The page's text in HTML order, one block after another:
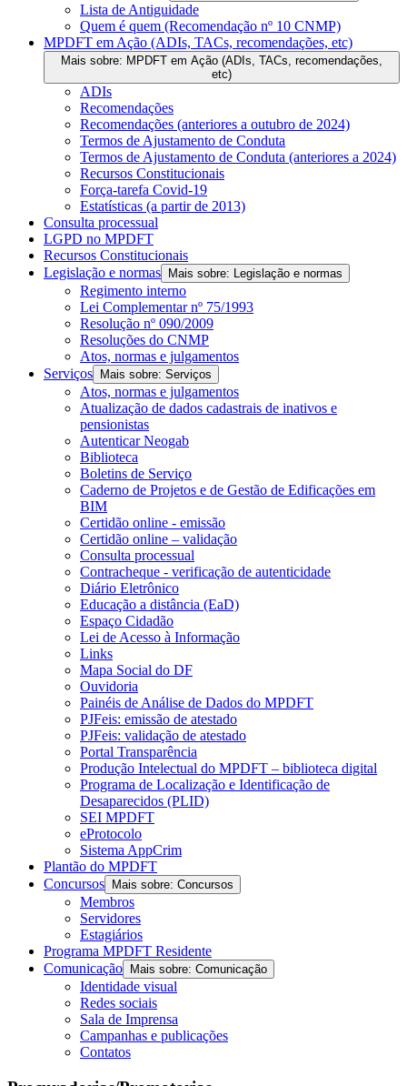
Lista de Antiguidade
Quem é quem (Recomendação nº 10 CNMP)
MPDFT em Ação (ADIs, TACs, recomendações, etc)
Mais sobre: MPDFT em Ação (ADIs, TACs, recomendações,
etc)
ADIs
Recomendações
Recomendações (anteriores a outubro de 2024)
Termos de Ajustamento de Conduta
Termos de Ajustamento de Conduta (anteriores a 2024)
Recursos Constitucionais
Força-tarefa Covid-19
Estatísticas (a partir de 2013)
Consulta processual
LGPD no MPDFT
Recursos Constitucionais
Legislação e normas
Mais sobre: Legislação e normas
Regimento interno
Lei Complementar nº 75/1993
Resolução nº 090/2009
Resoluções do CNMP
Atos, normas e julgamentos
Serviços
Mais sobre: Serviços
Atos, normas e julgamentos
Atualização de dados cadastrais de inativos e
pensionistas
Autenticar Neogab
Biblioteca
Boletins de Serviço
Caderno de Projetos e de Gestão de Edificações em
BIM
Certidão online - emissão
Certidão online – validação
Consulta processual
Contracheque - verificação de autenticidade
Diário Eletrônico
Educação a distância (EaD)
Espaço Cidadão
Lei de Acesso à Informação
Links
Mapa Social do DF
Ouvidoria
Painéis de Análise de Dados do MPDFT
PJFeis: emissão de atestado
PJFeis: validação de atestado
Portal Transparência
Produção Intelectual do MPDFT – biblioteca digital
Programa de Localização e Identificação de
Desaparecidos (PLID)
SEI MPDFT
eProtocolo
Sistema AppCrim
Plantão do MPDFT
Concursos
Mais sobre: Concursos
Membros
Servidores
Estagiários
Programa MPDFT Residente
Comunicação
Mais sobre: Comunicação
Identidade visual
Redes sociais
Sala de Imprensa
Campanhas e publicações
Contatos